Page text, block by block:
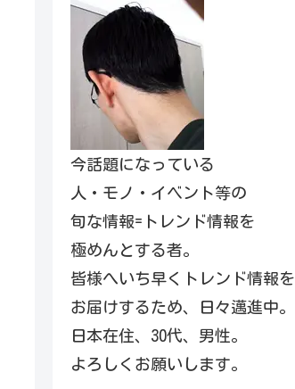
今話題になっている
人・モノ・イベント等の
旬な情報=トレンド情報を
極めんとする者。
皆様へいち早くトレンド情報を
お届けするため、日々邁進中。
日本在住、30代、男性。
よろしくお願いします。